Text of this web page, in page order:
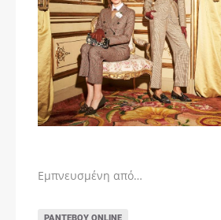
Εμπνευσμένη από…
ΡΑΝΤΕΒΟΎ ONLINE